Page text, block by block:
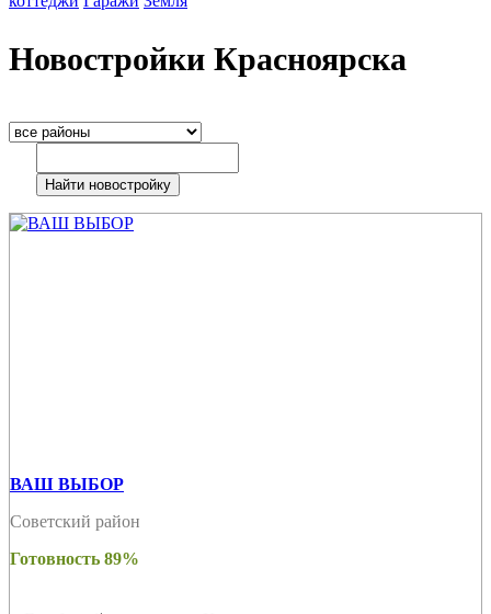
Новостройки Красноярска
ВАШ ВЫБОР
Советский район
Готовность 89%